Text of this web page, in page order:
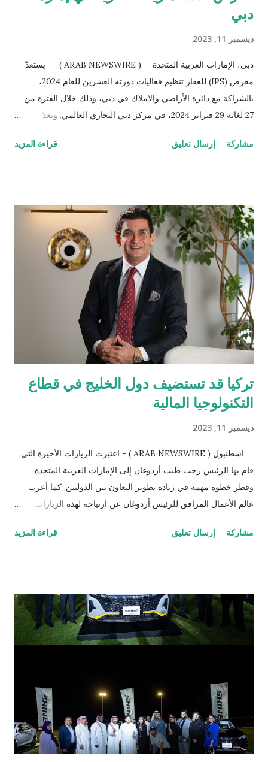
دبي
ديسمبر 11, 2023
دبي، الإمارات العربية المتحدة - ( ARAB NEWSWIRE ) - يستعدّ
معرض (IPS) للعقار تنظيم فعاليات دورته العشرين للعام 2024،
بالشراكة مع دائرة الأراضي والاملاك في دبي، وذلك خلال الفترة من
27 لغاية 29 فبراير 2024، في مركز دبي التجاري العالمي. ويعدّ
الأسواق المحلية والعالمية. يسلط معرض IPS للعقار 2024 الضوء على
أحد ركائز الاقتصاد الوطني. وأكّد سعادة سلطان بطي بن مجرن، مدير
عام دائرة الأراضي والأملاك في دبي أنّ الإمارة اليوم باتت تعتبر واحدة
من أسرع المدن العالميّة على صعيد النمو المستدام للقطاع العقاري،
والذي يأتي نتاج جهود وتوجيهات حكيمة للقيادة الرشيدة وتطلعاتها
الطموحة نحو المستقبل. وقال بن مجرن: "شهدنا في السنوات الأخيرة
تحقيق نتائج استثنائيّة على صعيد جذب واستقطاب الاستثمارات
العقاريّة، وكذلك في أعداد وحجم ...
مشاركة إرسال تعليق قراءة المزيد
تركيا قد تستضيف دول الخليج في قطاع
التكنولوجيا المالية
ديسمبر 11, 2023
اسطنبول ( ARAB NEWSWIRE ) - اعتبرت الزيارات الأخيرة التي
قام بها الرئيس رجب طيب أردوغان إلى الإمارات العربية المتحدة
وقطر خطوة مهمة في زيادة تطوير التعاون بين الدولتين. كما أعرب
عالم الأعمال المرافق للرئيس أردوغان عن ارتياحه لهذه الزيارات.
تضمن جدول الأعمال الرئيسي آخر تطورات الوضع في غزة، إلى جانب
الفضاء بين البلدين. توقيع 12 اتفاقية مع قطر وشهدت زيارة الرئيس
أردوغان إلى قطر مشاركة كبيرة من قطاع الأعمال. بعد الاجتماع
الفردي في قصر لوسيل ، ترأس الرئيس رجب طيب أردوغان وأمير
اتفاقية تعاون تغطي مجالات مختلفة من الاستثمار إلى التجارة، ومن
الصناعة إلى الدفاع، إلى جانب الإعلان المشت...
مشاركة إرسال تعليق قراءة المزيد